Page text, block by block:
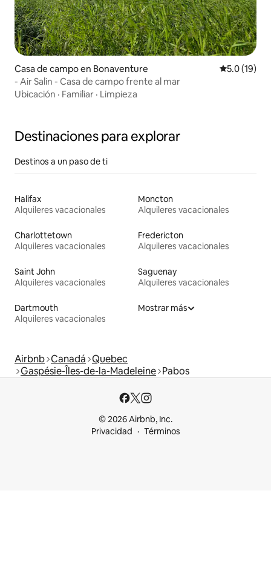
Casa de campo en Bonaventure Calificación
5.0 (19)
- Air Salin - Casa de campo frente al mar
Ubicación · Familiar · Limpieza
Destinaciones para explorar
Destinos a un paso de ti
Halifax
Alquileres vacacionales
Moncton
Alquileres vacacionales
Charlottetown
Alquileres vacacionales
Fredericton
Alquileres vacacionales
Saint John
Alquileres vacacionales
Saguenay
Alquileres vacacionales
Dartmouth
Alquileres vacacionales
Mostrar más
Airbnb Canadá Quebec
Gaspésie-Îles-de-la-Madeleine Pabos
© 2026 Airbnb, Inc.
Privacidad
Términos